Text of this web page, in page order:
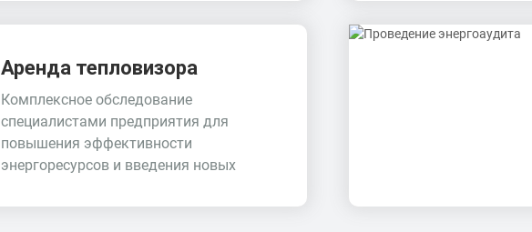
Аренда тепловизора
Комплексное обследование
специалистами предприятия для
повышения эффективности
энергоресурсов и введения новых